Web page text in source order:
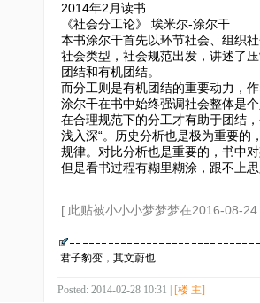
2014年2月读书
《社会分工论》 埃米尔-涂尔干
本书涂尔干首先以环节社会、组织
社会类型，社会规范出发，讲述了
团结和有机团结。
而分工则是有机团结的重要动力，
涂尔干在书中始终强调社会整体是
在合理规范下的分工才有助于团结
浅入深“。历史分析也是极为重要的
规律。对比分析也是重要的，书中
但是看书过程有糊里糊涂，跟不上
[ 此贴被小小小梦梦梦在2016-08-
君子豹变，其文蔚也
Posted: 2014-02-28 10:31 | [楼 主]